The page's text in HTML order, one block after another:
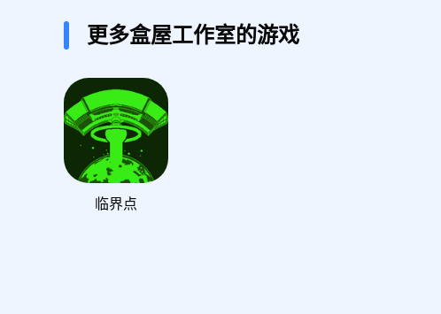
更多盒屋工作室的游戏
临界点